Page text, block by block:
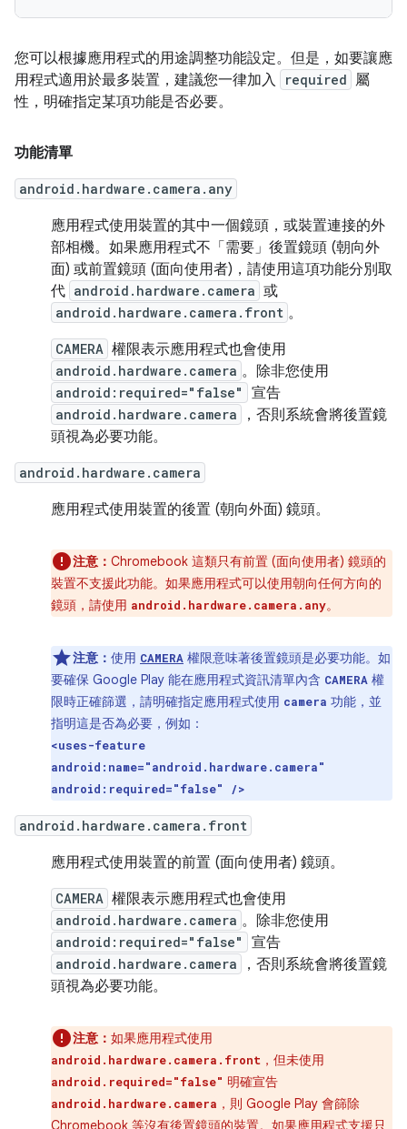
您可以根據應用程式的用途調整功能設定。但是，如要讓應
用程式適用於最多裝置，建議您一律加入
required 屬
性，明確指定某項功能是否必要。
功能清單
android.hardware.camera.any
應用程式使用裝置的其中一個鏡頭，或裝置連接的外
部相機。如果應用程式不「需要」 後置鏡頭 (朝向外
面) 或前置鏡頭 (面向使用者)，請使用這項功能分別取
代 android.hardware.camera 或
android.hardware.camera.front 。
CAMERA 權限表示應用程式也會使用
android.hardware.camera 。除非您使用
android:required="false" 宣告
android.hardware.camera
，否則系統會將後置鏡
頭視為必要功能。
android.hardware.camera
應用程式使用裝置的後置 (朝向外面) 鏡頭。
注意： Chromebook 這類只有前置 (面向使用者) 鏡頭的
裝置不支援此功能。如果應用程式可以使用朝向任何方向的
鏡頭，請使用 android.hardware.camera.any。
注意： 使用 CAMERA 權限意味著後置鏡頭是必要功能。如
要確保 Google Play 能在應用程式資訊清單內含 CAMERA 權
限時正確篩選，請明確指定應用程式使用 camera 功能，並
指明這是否為必要，例如：
<uses-feature
android:name="android.hardware.camera"
android:required="false" />
android.hardware.camera.front
應用程式使用裝置的前置 (面向使用者) 鏡頭。
CAMERA 權限表示應用程式也會使用
android.hardware.camera 。除非您使用
android:required="false" 宣告
android.hardware.camera
，否則系統會將後置鏡
頭視為必要功能。
注意： 如果應用程式使用
android.hardware.camera.front ，但未使用
android.required="false" 明確宣告
android.hardware.camera ，則 Google Play 會篩除
Chromebook 等沒有後置鏡頭的裝置。如果應用程式支援只